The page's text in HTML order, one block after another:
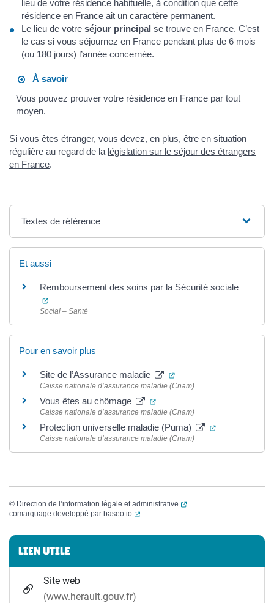
lieu de votre résidence habituelle, à condition que cette
résidence en France ait un caractère permanent.
Le lieu de votre séjour principal se trouve en France. C’est
le cas si vous séjournez en France pendant plus de 6 mois
(ou 180 jours) l’année concernée.
À savoir
Vous pouvez prouver votre résidence en France par tout
moyen.
Si vous êtes étranger, vous devez, en plus, être en situation
régulière au regard de la législation sur le séjour des étrangers
en France.
Textes de référence
Et aussi
Remboursement des soins par la Sécurité sociale
(ouverture dans un nouvel onglet)
Social – Santé
Pour en savoir plus
Site de l’Assurance maladie (ouverture dans un
Caisse nationale d’assurance maladie (Cnam)
Vous êtes au chômage (ouverture dans un nouvel
Caisse nationale d’assurance maladie (Cnam)
Protection universelle maladie (Puma) (ouverture
Caisse nationale d’assurance maladie (Cnam)
© Direction de l’information légale et administrative
(ouverture dans un
comarquage developpé par baseo.io (ouverture dans un nouvel onglet)
Informations complémentaires
LIEN UTILE
Site web
(www.herault.gouv.fr)